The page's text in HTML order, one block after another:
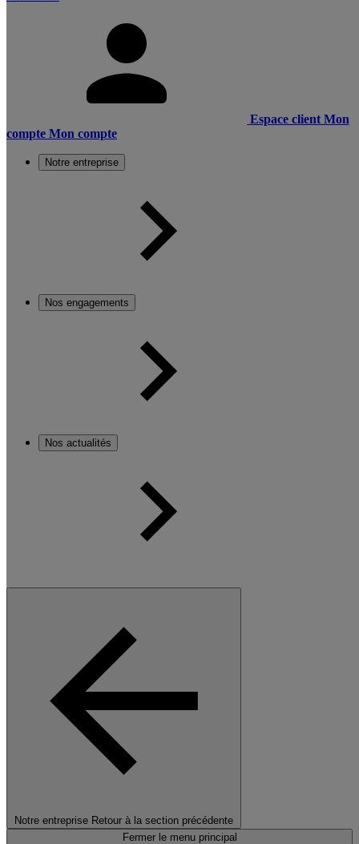
Espace client Mon
compte Mon compte
Notre entreprise
Nos engagements
Nos actualités
Notre entreprise Retour à la section précédente
Fermer le menu principal